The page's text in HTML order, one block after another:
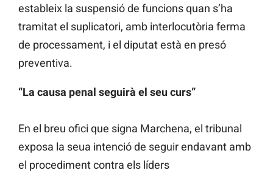
estableix la suspensió de funcions quan s’ha
tramitat el suplicatori, amb interlocutòria ferma
de processament, i el diputat està en presó
preventiva.
“La causa penal seguirà el seu curs”
En el breu ofici que signa Marchena, el tribunal
exposa la seua intenció de seguir endavant amb
el procediment contra els líders